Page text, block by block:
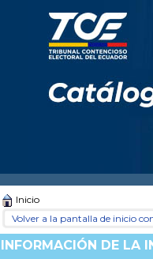
Inicio
Volver a la pantalla de inicio
INFORMACIÓN DE LA